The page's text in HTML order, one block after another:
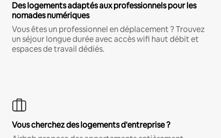
Des logements adaptés aux professionnels pour les
nomades numériques
Vous êtes un professionnel en déplacement ? Trouvez
un séjour longue durée avec accès wifi haut débit et
espaces de travail dédiés.
Vous cherchez des logements d'entreprise ?